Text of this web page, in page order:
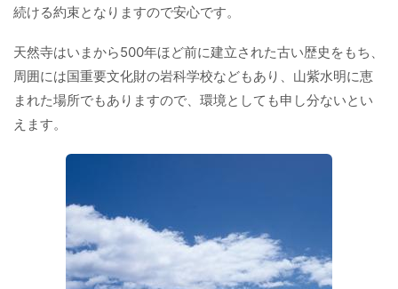
続ける約束となりますので安心です。
天然寺はいまから500年ほど前に建立された古い歴史をもち、
周囲には国重要文化財の岩科学校などもあり、山紫水明に恵
まれた場所でもありますので、環境としても申し分ないとい
えます。